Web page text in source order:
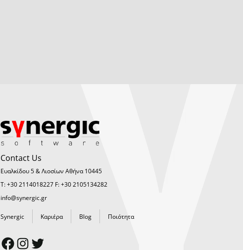
Contact Us
Ευαλκίδου 5 & Λιοσίων Αθήνα 10445
Τ: +30 2114018227 F: +30 2105134282
info@synergic.gr
Synergic Καριέρα Blog Ποιότητα